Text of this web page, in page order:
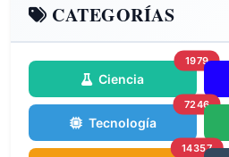
CATEGORÍAS
Ciencia
1979
Tecnología
7246
14357